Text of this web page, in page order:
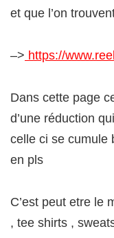
et que l’on
–> https://
Dans cette page
d’une réduction
celle ci se cumule
en pls
C’est peut etre le
, tee shirts ,